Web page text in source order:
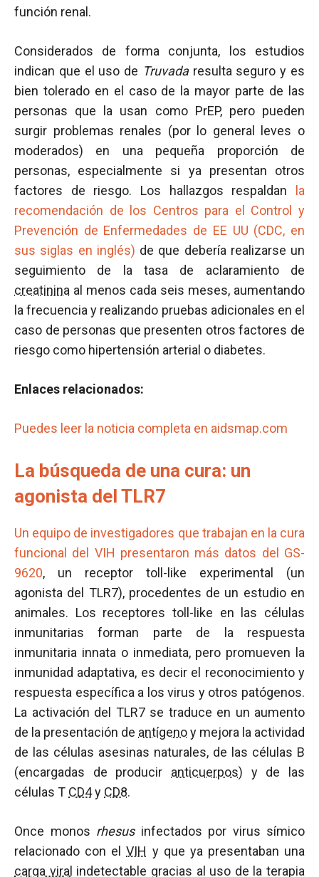
función renal.
Considerados de forma conjunta, los estudios
indican que el uso de Truvada resulta seguro y es
bien tolerado en el caso de la mayor parte de las
personas que la usan como PrEP, pero pueden
surgir problemas renales (por lo general leves o
moderados) en una pequeña proporción de
personas, especialmente si ya presentan otros
factores de riesgo. Los hallazgos respaldan la
recomendación de los Centros para el Control y
Prevención de Enfermedades de EE UU (CDC, en
sus siglas en inglés) de que debería realizarse un
seguimiento de la tasa de aclaramiento de
creatinina al menos cada seis meses, aumentando
la frecuencia y realizando pruebas adicionales en el
caso de personas que presenten otros factores de
riesgo como hipertensión arterial o diabetes.
Enlaces relacionados:
Puedes leer la noticia completa en aidsmap.com
La búsqueda de una cura: un
agonista del TLR7
Un equipo de investigadores que trabajan en la cura
funcional del VIH presentaron más datos del GS-
9620, un receptor toll-like experimental (un
agonista del TLR7), procedentes de un estudio en
animales. Los receptores toll-like en las células
inmunitarias forman parte de la respuesta
inmunitaria innata o inmediata, pero promueven la
inmunidad adaptativa, es decir el reconocimiento y
respuesta específica a los virus y otros patógenos.
La activación del TLR7 se traduce en un aumento
de la presentación de antígenoy mejora la actividad
de las células asesinas naturales, de las células B
(encargadas de producir anticuerpos) y de las
células T CD4y CD8.
Once monos rhesusinfectados por virus símico
relacionado con elVIH y que ya presentaban una
carga viral indetectable gracias al uso de la terapia